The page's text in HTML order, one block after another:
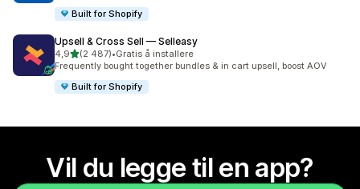
Built for Shopify
Upsell & Cross Sell — Selleasy
4,9av 5 stjerner
(2 487)
Totalt 2487 omtaler
•Gratis å installere
Frequently bought together bundles & in cart upsell, boost AOV
Built for Shopify
Vil du legge til en app?